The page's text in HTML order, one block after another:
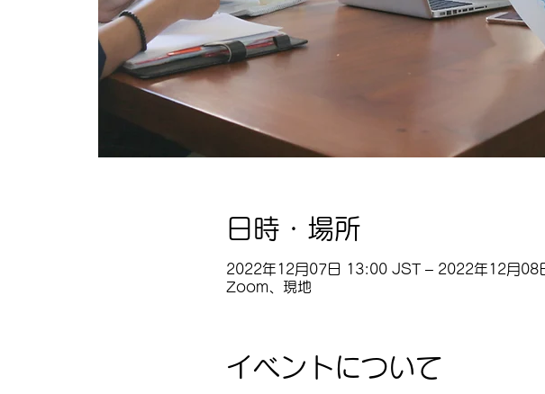
日時・場所
2022年12月07日 13:00 JST – 2022年12月08
Zoom、現地
イベントについて